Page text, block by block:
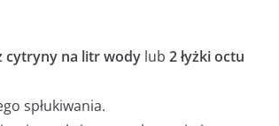
cytryny na litr wody lub 2 łyżki octu
spłukiwania.